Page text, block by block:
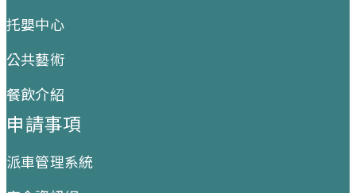
托嬰中心
公共藝術
餐飲介紹
申請事項
派車管理系統